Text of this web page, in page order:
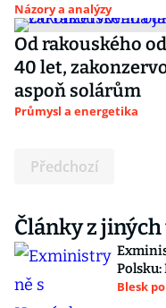
Názory a analýzy
Od rakouského
40 let,
aspoň solárům
Průmysl a energetika
Předchozí
Články z
Blesk